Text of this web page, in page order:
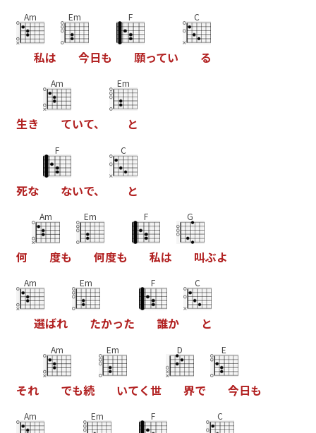
Am
私は
Em
今日も
F
願ってい
C
る
生き
Am
ていて、
Em
と
死な
F
ないで、
C
と
何
Am
度も
Em
何度も
F
私は
G
叫ぶよ
Am
選ばれ
Em
たかった
F
誰か
C
と
それ
Am
でも続
Em
いてく世
D
界で
E
今日も
Am Em F C